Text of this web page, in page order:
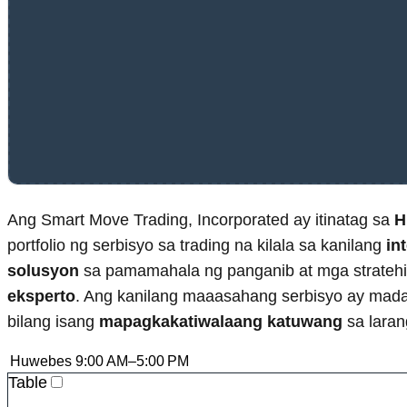
Ang Smart Move Trading, Incorporated ay itinatag sa
portfolio ng serbisyo sa trading na kilala sa kanilang
solusyon sa pamamahala ng panganib at mga
eksperto. Ang kanilang maaasahang serbisyo ay
bilang isang mapagkakatiwalaang katuwang sa
Huwebes 9:00 AM–5:00 PM
Table